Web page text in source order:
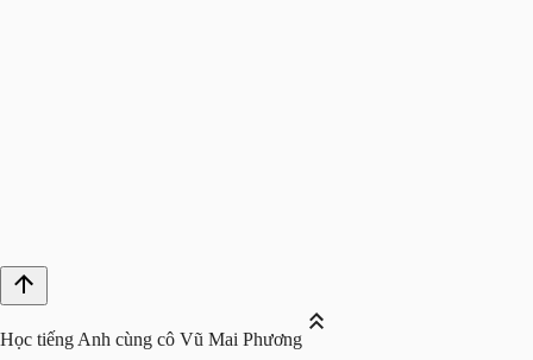
Học tiếng Anh cùng cô Vũ Mai Phương